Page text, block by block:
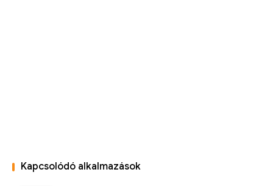
Kapcsolódó alkalmazások